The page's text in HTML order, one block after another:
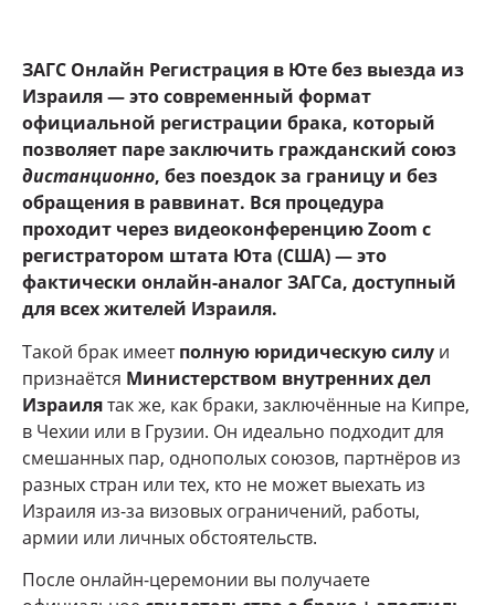
ЗАГС Онлайн Регистрация в Юте без выезда из
Израиля — это современный формат
официальной регистрации брака, который
позволяет паре заключить гражданский союз
дистанционно, без поездок за границу и без
обращения в раввинат. Вся процедура
проходит через видеоконференцию Zoom с
регистратором штата Юта (США) — это
фактически онлайн-аналог ЗАГСа, доступный
для всех жителей Израиля.
Такой брак имеетполную юридическую силу и
признаётся Министерством внутренних дел
Израилятак же, как браки, заключённые на Кипре,
в Чехии или в Грузии. Он идеально подходит для
смешанных пар, однополых союзов, партнёров из
разных стран или тех, кто не может выехать из
Израиля из-за визовых ограничений, работы,
армии или личных обстоятельств.
После онлайн-церемонии вы получаете